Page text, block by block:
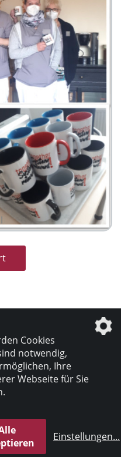
GmbH
Impressum
Cookies
notwendig,
Ihre
Webseite für Sie
Einstellungen...